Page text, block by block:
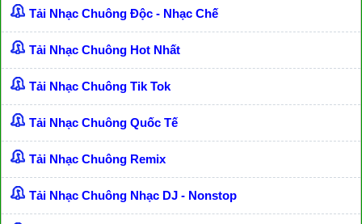
Tải Nhạc Chuông Độc - Nhạc Chế
Tải Nhạc Chuông Hot Nhất
Tải Nhạc Chuông Tik Tok
Tải Nhạc Chuông Quốc Tế
Tải Nhạc Chuông Remix
Tải Nhạc Chuông Nhạc DJ - Nonstop